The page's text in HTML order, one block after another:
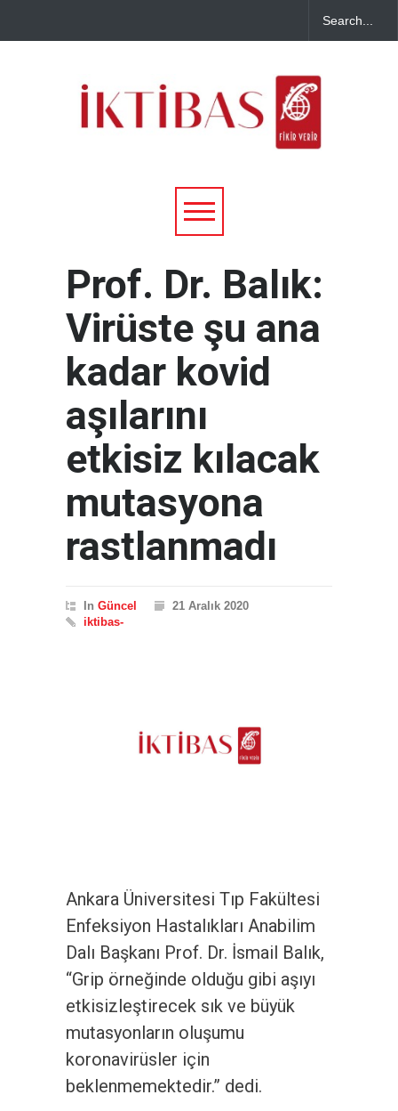
Prof. Dr. Balık:
Virüste şu ana
kadar kovid
aşılarını
etkisiz kılacak
mutasyona
rastlanmadı
In Güncel
21 Aralık 2020
iktibas-
Ankara Üniversitesi Tıp Fakültesi
Enfeksiyon Hastalıkları Anabilim
Dalı Başkanı Prof. Dr. İsmail Balık,
“Grip örneğinde olduğu gibi aşıyı
etkisizleştirecek sık ve büyük
mutasyonların oluşumu
koronavirüsler için
beklenmemektedir.” dedi.